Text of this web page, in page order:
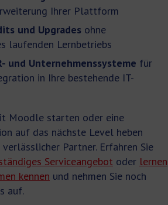
Ihrer Plattform
und Upgrades ohne
laufenden Lernbetriebs
und Unternehmenssysteme für
in Ihre bestehende IT-
Moodle starten oder eine
auf das nächste Level heben
Partner. Erfahren Sie
Serviceangebot oder lernen
kennen und nehmen Sie noch
auf.